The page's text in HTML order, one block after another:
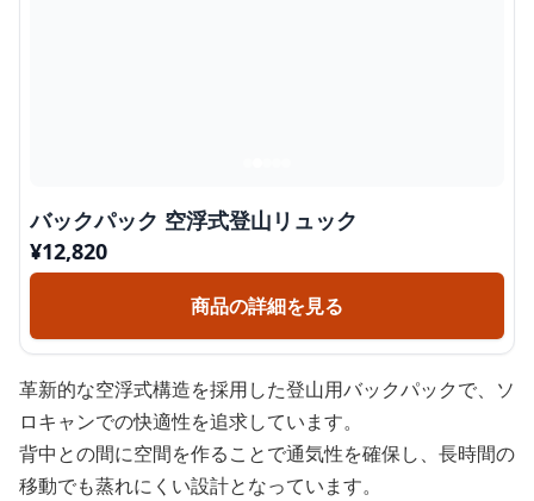
バックパック 空浮式登山リュック
¥12,820
商品の詳細を見る
革新的な空浮式構造を採用した登山用バックパックで、ソ
ロキャンでの快適性を追求しています。
背中との間に空間を作ることで通気性を確保し、長時間の
移動でも蒸れにくい設計となっています。